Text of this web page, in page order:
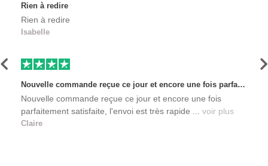
Rien à redire
Rien à redire
Isabelle
Nouvelle commande reçue ce jour et encore une fois parfaitement satisfaite, l'envoi est très rapide et les produits sont toujours conditionnés de manière personnalisés. L'avantage de commander auprès de créateurs indépendants.
Nouvelle commande reçue ce jour et encore une fois
parfaitement satisfaite, l'envoi est très rapide ... voir plus
Claire
Précédent